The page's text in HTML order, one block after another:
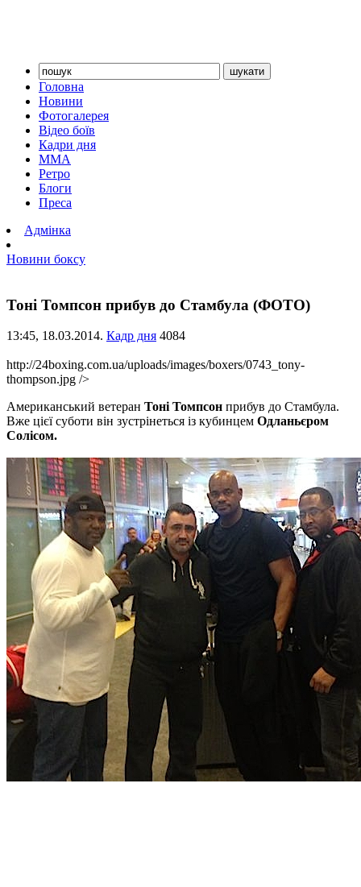
Головна
Новини
Фотогалерея
Відео боїв
Кадри дня
ММА
Ретро
Блоги
Преса
Адмінка
Новини боксу
Тоні Томпсон прибув до Стамбула (ФОТО)
13:45, 18.03.2014. Кадр дня 4084
http://24boxing.com.ua/uploads/images/boxers/0743_tony-
thompson.jpg />
Американський ветеран Тоні Томпсон прибув до Стамбула.
Вже цієї суботи він зустрінеться із кубинцем Одланьєром
Солісом.